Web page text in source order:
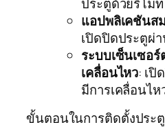
แอปพลิเคชันส
เปิดปิดประตูผ่
ระบบเซ็นเซอ
เคลื่อนไหว: เปิ
มีการเคลื่อนไห
ขั้นตอนในการติดตั้งประ